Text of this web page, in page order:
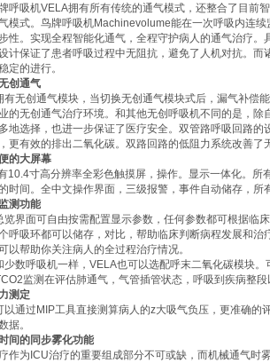
呼吸机VELA拥有所有传统的通气模式，还整合了目前
模式。鸟牌呼吸机Machinevolume能在一次呼吸内连
性。实现全程智能化通气，全程守护病人的通气治疗
计保证了患者呼吸过程中无阻抗，避免了人机对抗。
定的进行。
创通气
有无创通气模块，当切换无创通气模块式后，漏气补偿
的无创通气治疗环境。和其他无创呼吸机不同的是，
地选择，也进一步保证了医疗安全。双管路呼吸回路
更有效的排出二氧化碳。双路回路的低阻力系统改善了
的大屏幕
10.4寸高分辨率全彩色触摸屏，操作。显示一体化。
时间。全中文操作界面，三级报警，事件自动储存，所
测功能
览界面可自由按需配置显示参数，任何参数都可根据临
呼吸环都可以储存，对比，帮助临床判断病程发展和
以帮助你关注病人的全过程治疗情况。
少数呼吸机一样，VELA也可以选配呼末二氧化碳模块
监测在评估肺通气，气管插管状态，呼吸到疾病整段
测定
以通过MIP工具直接测算病人的z大吸气负压，更准确
据。
间的同步雾化功能
作为ICU治疗的重要组成部分不可或缺，而机械通气